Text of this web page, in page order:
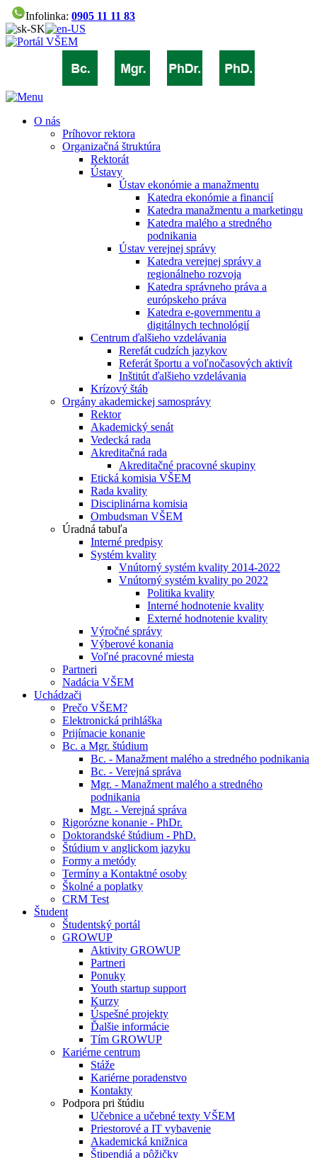
Infolinka: 0905 11 11 83
O nás
Príhovor rektora
Organizačná štruktúra
Rektorát
Ústavy
Ústav ekonómie a manažmentu
Katedra ekonómie a financií
Katedra manažmentu a marketingu
Katedra malého a stredného
podnikania
Ústav verejnej správy
Katedra verejnej správy a
regionálneho rozvoja
Katedra správneho práva a
európskeho práva
Katedra e-governmentu a
digitálnych technológií
Centrum ďalšieho vzdelávania
Rerefát cudzích jazykov
Referát športu a voľnočasových aktivít
Inštitút ďalšieho vzdelávania
Krízový štáb
Orgány akademickej samosprávy
Rektor
Akademický senát
Vedecká rada
Akreditačná rada
Akreditačné pracovné skupiny
Etická komisia VŠEM
Rada kvality
Disciplinárna komisia
Ombudsman VŠEM
Úradná tabuľa
Interné predpisy
Systém kvality
Vnútorný systém kvality 2014-2022
Vnútorný systém kvality po 2022
Politika kvality
Interné hodnotenie kvality
Externé hodnotenie kvality
Výročné správy
Výberové konania
Voľné pracovné miesta
Partneri
Nadácia VŠEM
Uchádzači
Prečo VŠEM?
Elektronická prihláška
Prijímacie konanie
Bc. a Mgr. štúdium
Bc. - Manažment malého a stredného podnikania
Bc. - Verejná správa
Mgr. - Manažment malého a stredného
podnikania
Mgr. - Verejná správa
Rigorózne konanie - PhDr.
Doktorandské štúdium - PhD.
Štúdium v anglickom jazyku
Formy a metódy
Termíny a Kontaktné osoby
Školné a poplatky
CRM Test
Študent
Študentský portál
GROWUP
Aktivity GROWUP
Partneri
Ponuky
Youth startup support
Kurzy
Úspešné projekty
Ďalšie informácie
Tím GROWUP
Kariérne centrum
Stáže
Kariérne poradenstvo
Kontakty
Podpora pri štúdiu
Učebnice a učebné texty VŠEM
Priestorové a IT vybavenie
Akademická knižnica
Štipendiá a pôžičky